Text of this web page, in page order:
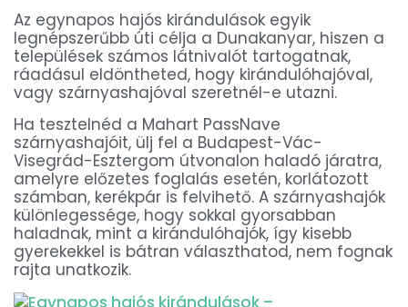
Az egynapos hajós kirándulások egyik
legnépszerűbb úti célja a Dunakanyar, hiszen a
települések számos látnivalót tartogatnak,
ráadásul eldöntheted, hogy kirándulóhajóval,
vagy szárnyashajóval szeretnél-e utazni.
Ha tesztelnéd a Mahart PassNave
szárnyashajóit, ülj fel a Budapest-Vác-
Visegrád-Esztergom útvonalon haladó járatra,
amelyre előzetes foglalás esetén, korlátozott
számban, kerékpár is felvihető. A szárnyashajók
különlegessége, hogy sokkal gyorsabban
haladnak, mint a kirándulóhajók, így kisebb
gyerekekkel is bátran választhatod, nem fognak
rajta unatkozik.